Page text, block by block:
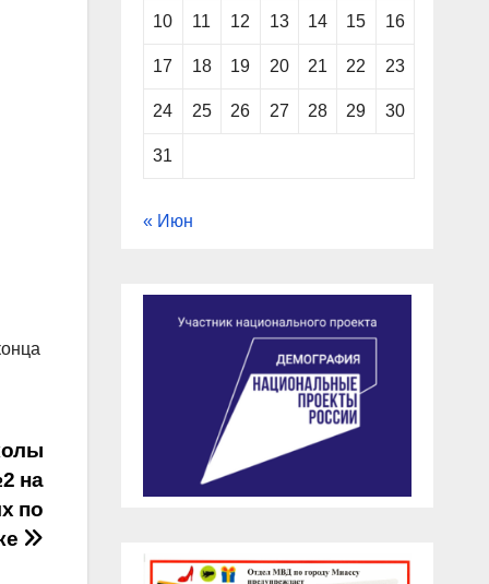
на
по
10 11 12 13 14 15 16
17 18 19 20 21 22 23
24 25 26 27 28 29 30
31
« Июн